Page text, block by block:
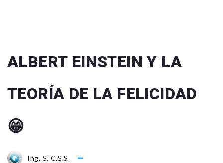
ALBERT EINSTEIN Y LA
TEORÍA DE LA FELICIDAD
😁
Ing. S. C.S.S.